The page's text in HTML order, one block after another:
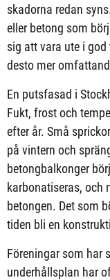
skadorna redan
eller betong som
sig att vara ute i
desto mer
En putsfasad i
Fukt, frost och
efter år. Små
på vintern och
betongbalkonger
karbonatiseras, och
betongen. Det som
tiden bli en
Föreningar som har
underhållsplan har